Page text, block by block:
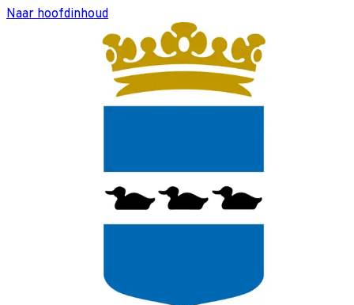
Naar hoofdinhoud